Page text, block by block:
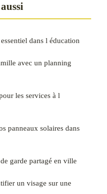
dans l éducation
avec un planning
les services à l
panneaux solaires dans
garde partagé en ville
un visage sur une